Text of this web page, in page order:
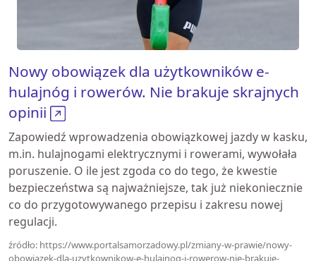
Nowy obowiązek dla użytkowników e-
hulajnóg i rowerów. Nie brakuje skrajnych
opinii
Zapowiedź wprowadzenia obowiązkowej jazdy w kasku,
m.in. hulajnogami elektrycznymi i rowerami, wywołała
poruszenie. O ile jest zgoda co do tego, że kwestie
bezpieczeństwa są najważniejsze, tak już niekoniecznie
co do przygotowywanego przepisu i zakresu nowej
regulacji.
źródło: https://www.portalsamorzadowy.pl/zmiany-w-prawie/nowy-
obowiazek-dla-uzytkownikow-e-hulajnog-i-rowerow-nie-brakuje-